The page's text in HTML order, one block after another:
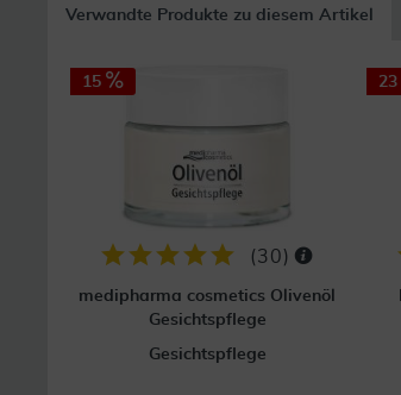
Verwandte Produkte zu diesem Artikel
15
(30)
medipharma cosmetics Olivenöl
Gesichtspflege
Gesichtspflege
23